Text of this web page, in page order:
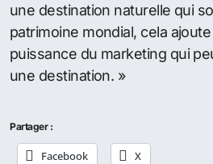
une destination naturelle qui
patrimoine mondial, cela
puissance du marketing qui
une destination. »
Partager :
Facebook X